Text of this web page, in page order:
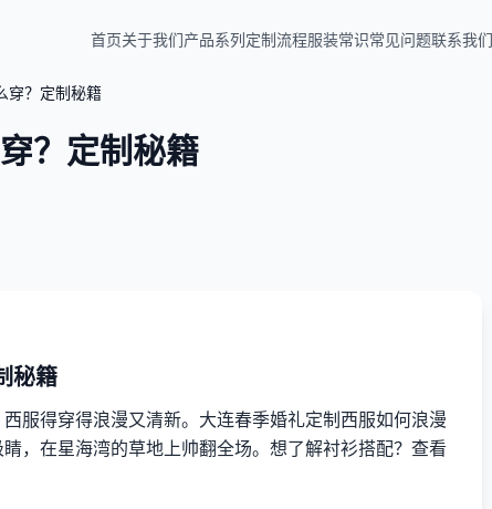
首页关于我们产品系列 定制流程服装常识常见问题联系我们
穿？定制秘籍
？定制秘籍
秘籍
服得穿得浪漫又清新。大连春季婚礼定制西服如何浪漫
，在星海湾的草地上帅翻全场。想了解衬衫搭配？查看